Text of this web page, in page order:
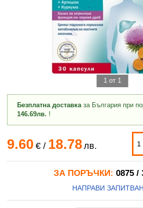
1 от 1
Безплатна доставказа България при
146.69лв. !
9.60 €/ 18.78лв.
ЗА ПОРЪЧКИ: 0875 /
НАПРАВИ